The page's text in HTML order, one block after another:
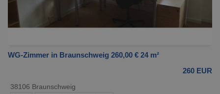
WG-Zimmer in Braunschweig 260,00 € 24 m²
260 EUR
38106 Braunschweig